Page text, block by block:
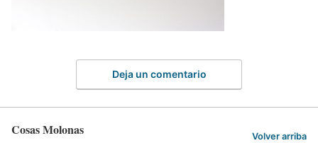
Deja un comentario
Cosas Molonas Volver arriba